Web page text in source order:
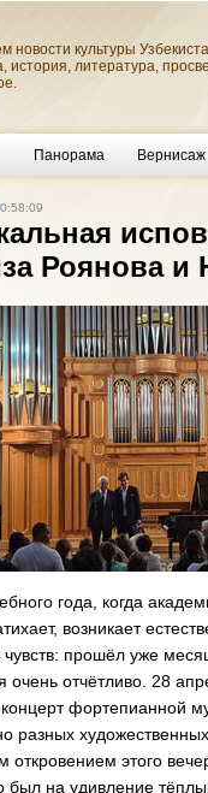
новости культуры
история, литература,
Панорама Вернисаж
Роянова и
года, когда
возникает
прошёл уже
отчётливо. 28
концерт фортепианной
разных
откровением этого
был на удивление